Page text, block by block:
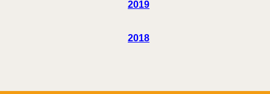
2019
2018